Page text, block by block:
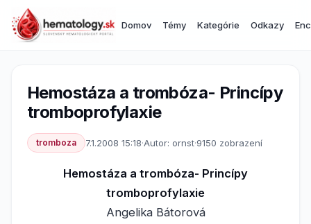
Domov Témy Kategórie Odkazy
Hemostáza a trombóza- Princípy
tromboprofylaxie
tromboza 7.1.2008 15:18·Autor: ornst·9150 zobrazení
Hemostáza a trombóza- Princípy
tromboprofylaxie
Angelika Bátorová